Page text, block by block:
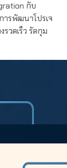
กับ
ารพัฒนาโปรเจ
วดเร็ว รัดกุม